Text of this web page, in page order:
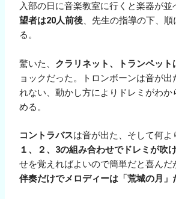
入部の日に音楽教室に行くと楽器が並
望者は20人前後、先生の指導の下、
る。
驚いた、 クラリネット、トランペット
ョックだった。トロンボーンは音が出
れない、動かし方によりドレミがわか
める。
コントラバスは音が出た、そして何よ
１、２、3の組み合わせでドレミが吹
せを覚えればよいので簡単だと喜んだ
伴奏だけでメロディーは「荒城の月」